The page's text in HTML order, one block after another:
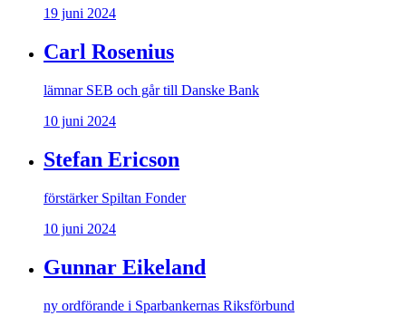
19 juni 2024
Carl Rosenius
lämnar SEB och går till Danske Bank
10 juni 2024
Stefan Ericson
förstärker Spiltan Fonder
10 juni 2024
Gunnar Eikeland
ny ordförande i Sparbankernas Riksförbund